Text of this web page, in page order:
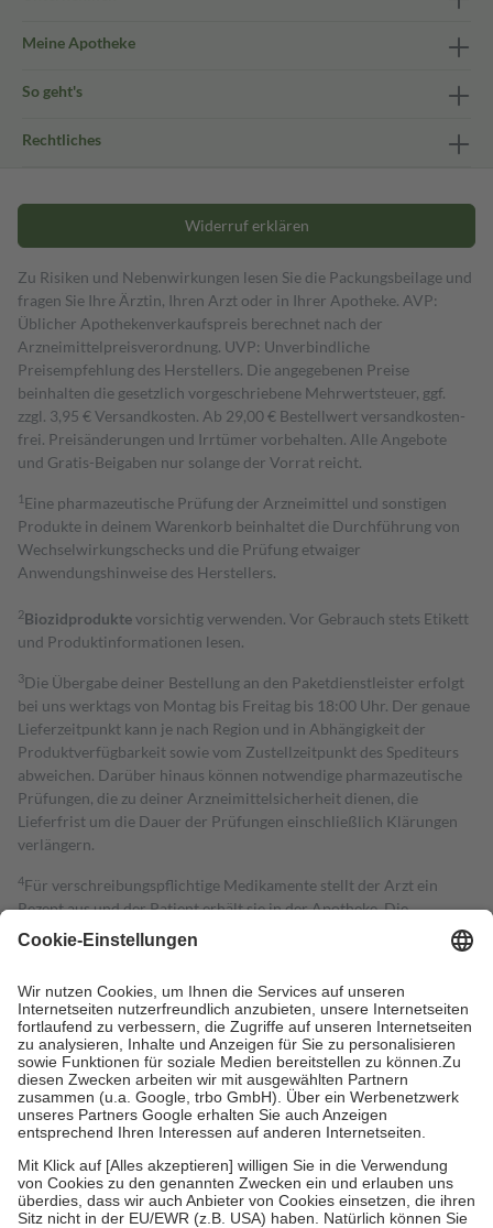
Meine Apotheke
So geht's
Rechtliches
Widerruf erklären
Zu Risiken und Nebenwirkungen lesen Sie die Packungsbeilage und
fragen Sie Ihre Ärztin, Ihren Arzt oder in Ihrer Apotheke. AVP:
Üblicher Apothekenverkaufspreis berechnet nach der
Arzneimittelpreisverordnung. UVP: Unverbindliche
Preisempfehlung des Herstellers. Die angegebenen Preise
beinhalten die gesetzlich vorgeschriebene Mehrwertsteuer, ggf.
zzgl. 3,95 € Versandkosten. Ab 29,00 € Bestell­wert versand­kosten­
frei. Preisänderungen und Irrtümer vorbehalten. Alle Angebote
und Gratis-Beigaben nur solange der Vorrat reicht.
1 Eine pharmazeutische Prüfung der Arzneimittel und sonstigen
Produkte in deinem Warenkorb beinhaltet die Durchführung von
Wechselwirkungschecks und die Prüfung etwaiger
Anwendungshinweise des Herstellers.
2Biozidproduktevorsichtig verwenden. Vor Gebrauch stets Etikett
und Produktinformationen lesen.
3Die Übergabe deiner Bestellung an den Paketdienstleister erfolgt
bei uns werktags von Montag bis Freitag bis 18:00 Uhr. Der genaue
Lieferzeitpunkt kann je nach Region und in Abhängigkeit der
Produktverfügbarkeit sowie vom Zustellzeitpunkt des Spediteurs
abweichen. Darüber hinaus können notwendige pharmazeutische
Prüfungen, die zu deiner Arzneimittelsicherheit dienen, die
Lieferfrist um die Dauer der Prüfungen einschließlich Klärungen
verlängern.
4Für verschreibungspflichtige Medikamente stellt der Arzt ein
Rezept aus und der Patient erhält sie in der Apotheke. Die
gesetzliche Krankenversicherung übernimmt in der Regel die
Kosten dafür, der Versicherte trägt einen Teil davon als Zuzahlung
Grundsätzlich leisten Mitglieder Zuzahlungen in Höhe von zehn
Prozent des Abgabepreises,mindestens jedochfünf Euround
höchstens zehn Euro.Es sind jedoch nie mehr als die tatsächlichen
Kosten der Leistung zu entrichten.
Diese Regeln gelten grundsätzlich auch für Online-Apotheken.
Bei Heilmitteln und häuslicher Krankenpflege beträgt die
Zuzahlung zehn Prozent der Kosten sowie zehn Euro je
Verordnung.
Um das Engagement der Versicherten für ihre eigene Gesundheit zu
stärken und die besondere Stellung der Familie zu unterstützen,